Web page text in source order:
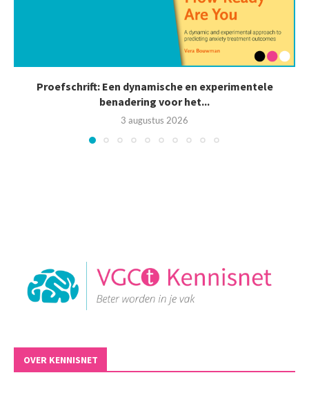
Proefschrift: Een dynamische en experimentele
benadering voor het...
3 augustus 2026
OVER KENNISNET